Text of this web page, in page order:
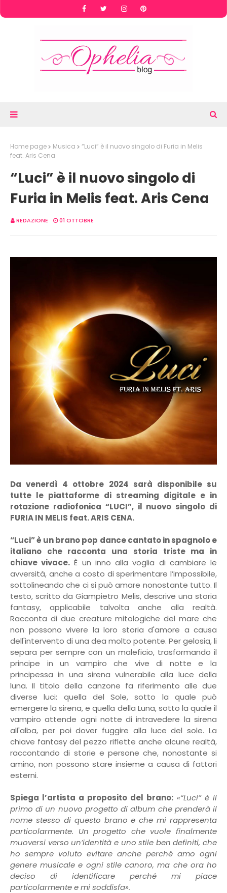
Home page Musica
“Luci” è il nuovo singolo di Furia in Melis
feat. Aris Cena
“Luci” è il nuovo singolo di
Furia in Melis feat. Aris Cena
REDAZIONE 01 OTTOBRE
Da venerdì 4 ottobre 2024 sarà disponibile su
tutte le piattaforme di streaming digitale e in
rotazione radiofonica “LUCI”, il nuovo singolo di
FURIA IN MELIS feat. ARIS CENA.
“Luci” è un brano pop dance cantato in spagnolo e
italiano che racconta una storia triste ma in
chiave vivace. È un inno alla voglia di cambiare le
avversità, anche a costo di sperimentare l’impossibile,
sottolineando che ci si può amare nonostante tutto. Il
testo, scritto da Giampietro Melis, descrive una storia
fantasy, applicabile talvolta anche alla realtà.
Racconta di due creature mitologiche del mare che
non possono vivere la loro storia d'amore a causa
dell'intervento di una dea molto potente. Per gelosia, li
separa per sempre con un maleficio, trasformando il
principe in un vampiro che vive di notte e la
principessa in una sirena vulnerabile alla luce della
luna. Il titolo della canzone fa riferimento alle due
diverse luci: quella del Sole, sotto la quale può
emergere la sirena, e quella della Luna, sotto la quale il
vampiro attende ogni notte di intravedere la sirena
all'alba, per poi dover fuggire alla luce del sole. La
chiave fantasy del pezzo riflette anche alcune realtà,
raccontando di storie e persone che, nonostante si
amino, non possono stare insieme a causa di fattori
esterni.
Spiega l’artista a proposito del brano: «“Luci” è il
primo di un nuovo progetto di album che prenderà il
nome stesso di questo brano e che mi rappresenta
particolarmente. Un progetto che vuole finalmente
muoversi verso un’identità e uno stile ben definiti, che
ho sempre voluto evitare anche perché amo ogni
genere musicale e ogni stile canoro, ma che ora ho
deciso di identificare perché mi piace
particolarmente e mi soddisfa».